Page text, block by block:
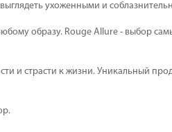
ухоженными и
образу. Rouge Allure - выбор
и страсти к жизни. Уникальный